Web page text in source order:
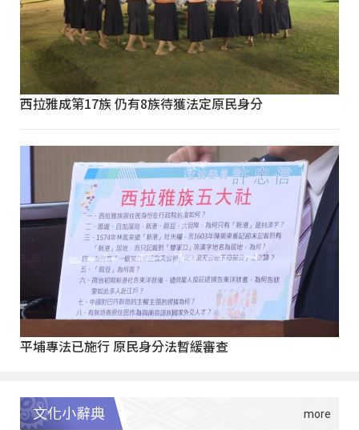
西拉雅成第17族 仍有8族待獲法定原民身分
平埔專法已施行 原民身分法暫緩審查
文化小辭典